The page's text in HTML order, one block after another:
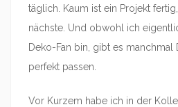
täglich. Kaum ist ein Projekt
nächste. Und obwohl ich
Deko-Fan bin, gibt es manchmal
perfekt passen.
Vor Kurzem habe ich in der